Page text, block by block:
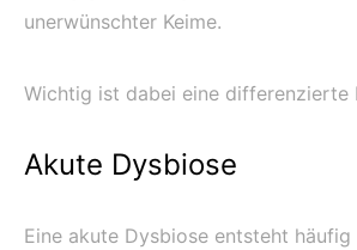
unerwünschter Keime.
Wichtig ist dabei eine differenzierte
Akute Dysbiose
Eine akute Dysbiose entsteht